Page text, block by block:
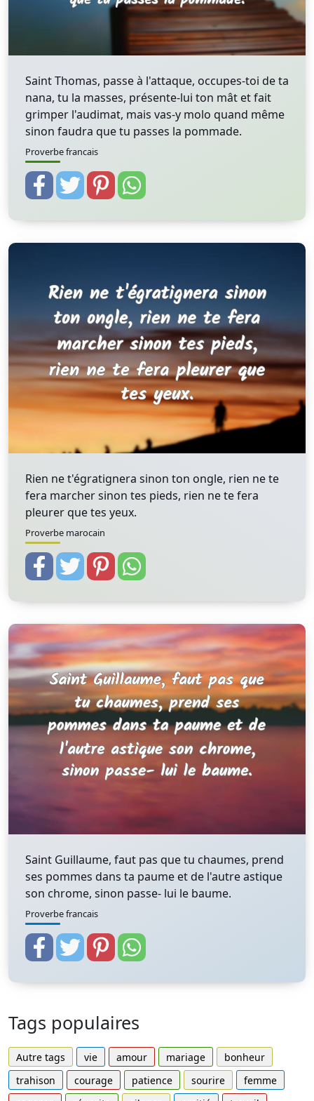
Saint Thomas, passe à l'attaque, occupes-toi de ta
nana, tu la masses, présente-lui ton mât et fait
grimper l'audimat, mais vas-y molo quand même
sinon faudra que tu passes la pommade.
Proverbe francais
Rien ne t'égratignera sinon ton ongle, rien ne te
fera marcher sinon tes pieds, rien ne te fera
pleurer que tes yeux.
Proverbe marocain
Saint Guillaume, faut pas que tu chaumes, prend
ses pommes dans ta paume et de l'autre astique
son chrome, sinon passe- lui le baume.
Proverbe francais
Tags populaires
Autre tags vie amour mariage
bonheur
trahison
courage patience sourire
femme